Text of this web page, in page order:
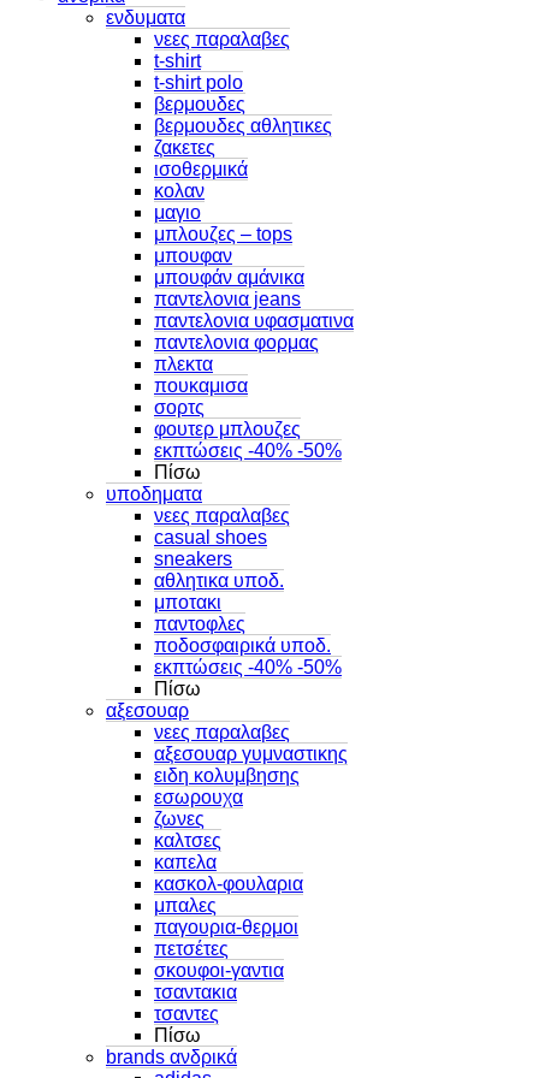
ενδυματα
νεες παραλαβες
t-shirt
t-shirt polo
βερμουδες
βερμουδες αθλητικες
ζακετες
ισοθερμικά
κολαν
μαγιο
μπλουζες – tops
μπουφαν
μπουφάν αμάνικα
παντελονια jeans
παντελονια υφασματινα
παντελονια φορμας
πλεκτα
πουκαμισα
σορτς
φουτερ μπλουζες
εκπτώσεις -40% -50%
Πίσω
υποδηματα
νεες παραλαβες
casual shoes
sneakers
αθλητικα υποδ.
μποτακι
παντοφλες
ποδοσφαιρικά υποδ.
εκπτώσεις -40% -50%
Πίσω
αξεσουαρ
νεες παραλαβες
αξεσουαρ γυμναστικης
ειδη κολυμβησης
εσωρουχα
ζωνες
καλτσες
καπελα
κασκολ-φουλαρια
μπαλες
παγουρια-θερμοι
πετσέτες
σκουφοι-γαντια
τσαντακια
τσαντες
Πίσω
brands ανδρικά